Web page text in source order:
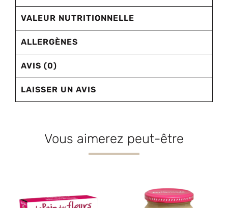
VALEUR NUTRITIONNELLE
ALLERGÈNES
AVIS (0)
LAISSER UN AVIS
Vous aimerez peut-être